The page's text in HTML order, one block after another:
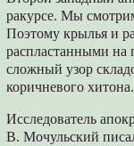
ракурсе. Мы
Поэтому крылья и
распластанными на
сложный узор
коричневого хитона.
Исследователь
В. Мочульский